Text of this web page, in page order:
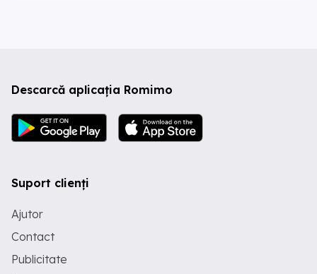
Descarcă aplicația Romimo
Suport clienți
Ajutor
Contact
Publicitate